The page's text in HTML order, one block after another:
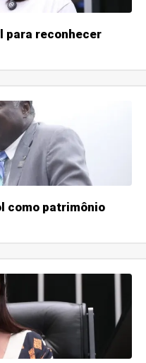
para reconhecer
como patrimônio